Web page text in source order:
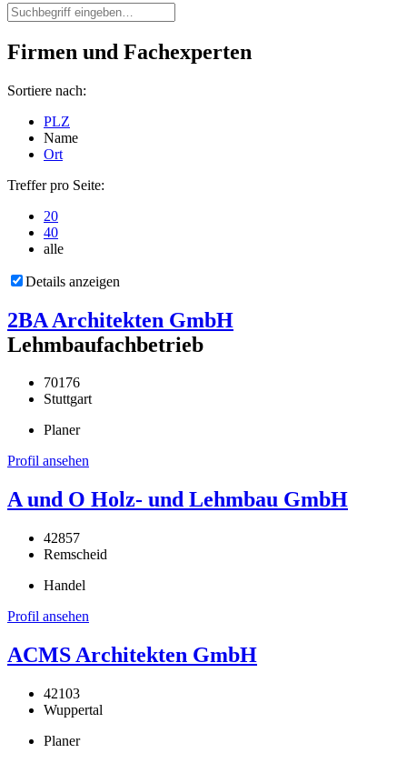
Firmen und Fachexperten
Sortiere nach:
PLZ
Name
Ort
Treffer pro Seite:
20
40
alle
Details anzeigen
2BA Architekten GmbH
Lehmbaufachbetrieb
70176
Stuttgart
Planer
Profil ansehen
A und O Holz- und Lehmbau GmbH
42857
Remscheid
Handel
Profil ansehen
ACMS Architekten GmbH
42103
Wuppertal
Planer